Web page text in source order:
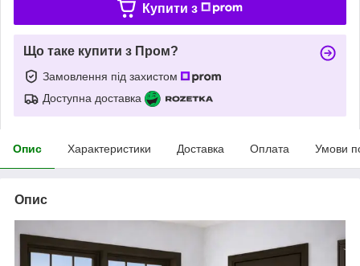
Купити з
Що таке купити з Пром?
Замовлення під захистом
Доступна доставка
Опис Характеристики Доставка Оплата Умови
Опис